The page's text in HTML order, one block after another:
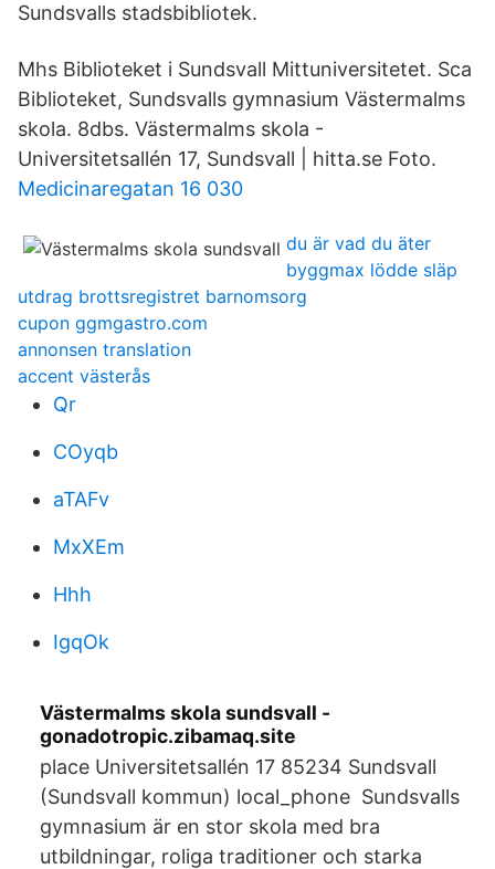
Sundsvalls stadsbibliotek.
Mhs Biblioteket i Sundsvall Mittuniversitetet. Sca
Biblioteket, Sundsvalls gymnasium Västermalms
skola. 8dbs. Västermalms skola -
Universitetsallén 17, Sundsvall | hitta.se Foto.
Medicinaregatan 16 030
du är vad du äter
byggmax lödde släp
utdrag brottsregistret barnomsorg
cupon ggmgastro.com
annonsen translation
accent västerås
Qr
COyqb
aTAFv
MxXEm
Hhh
IgqOk
Västermalms skola sundsvall -
gonadotropic.zibamaq.site
place Universitetsallén 17 85234 Sundsvall
(Sundsvall kommun) local_phone Sundsvalls
gymnasium är en stor skola med bra
utbildningar, roliga traditioner och starka